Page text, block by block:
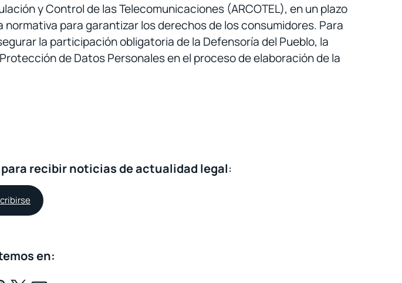
y Control de las Telecomunicaciones (ARCOTEL), en un plazo
para garantizar los derechos de los consumidores. Para
la participación obligatoria de la Defensoría del Pueblo, la
de Datos Personales en el proceso de elaboración de la
recibir noticias de actualidad legal:
en: